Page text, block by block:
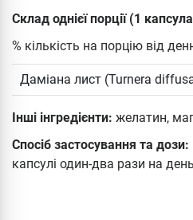
Склад однієї порції (1
% кількість на порцію від
Даміана лист (Turnera
Інші інгредієнти: желатин,
Спосіб застосування та дози:
капсулі один-два рази на